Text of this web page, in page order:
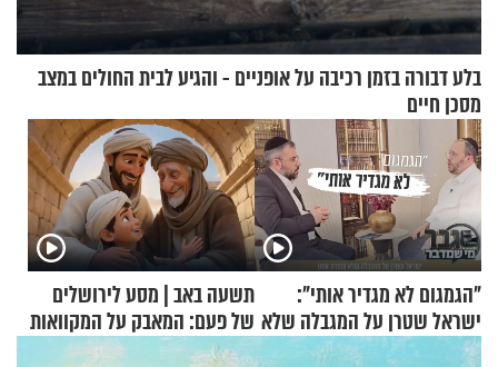
בלע דבורה בזמן רכיבה על אופניים - והגיע לבית החולים במצב
מסכן חיים
"הגמגום לא מגדיר אותי":
ישראל שטרן על המגבלה שלא
עוצרת אותו
תשעה באב | מסע לירושלים
של פעם: המאבק על המקוואות